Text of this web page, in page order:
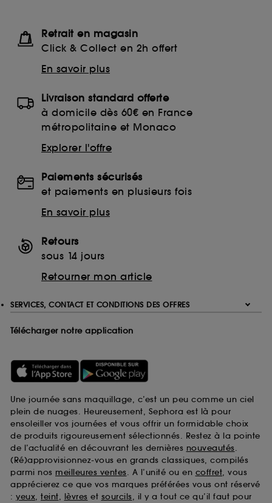
Retrait en magasin
Click & Collect en 2h offert
En savoir plus
Livraison standard offerte
à domicile dès 60€ en France
métropolitaine et Monaco
Explorer l'offre
Paiements sécurisés
et paiements en plusieurs fois
En savoir plus
Retours
sous 14 jours
Retourner mon article
SERVICES, CONTACT ET CONDITIONS DES OFFRES
Télécharger notre application
Une journée sans maquillage, c’est un peu comme un ciel
plein de nuages. Heureusement, Sephora est là pour
ensoleiller vos journées et vous offrir un formidable choix
de produits rigoureusement sélectionnés. Restez à la pointe
de l’actualité en découvrant les dernières nouveautés.
(Ré)approvisionnez-vous en grands classiques, compilés
parmi nos meilleures ventes. A l’unité ou en coffret, vous
apprécierez ce que vos marques préférées vous ont réservé
: yeux, teint, lèvres et sourcils, il y a tout ce qu’il faut pour